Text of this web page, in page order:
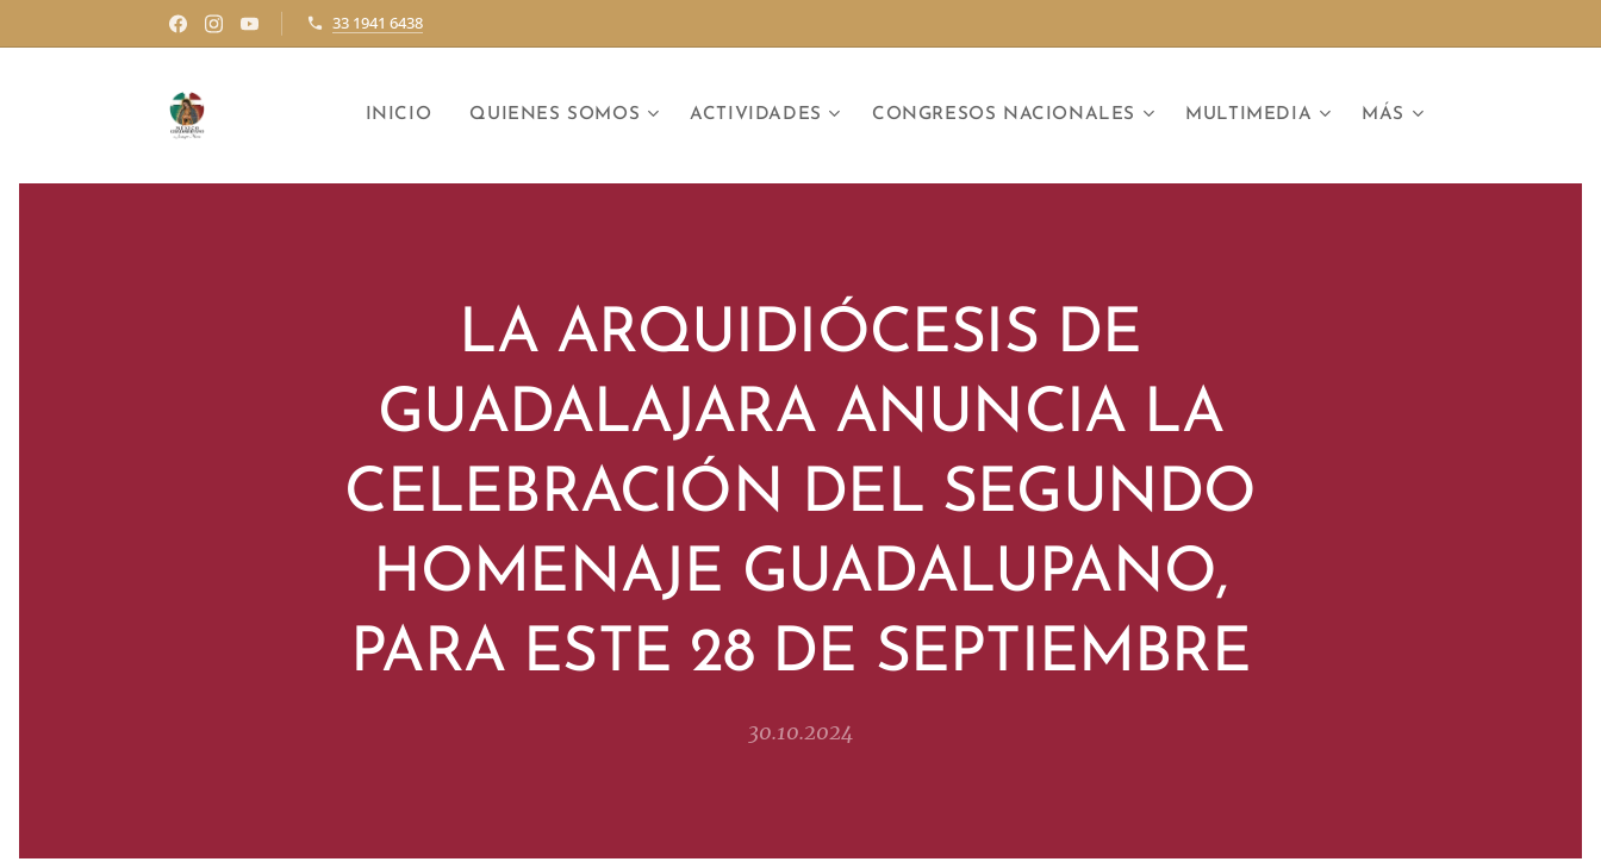
33 1941 6438
INICIO QUIENES SOMOS ACTIVIDADES CONGRESOS NACIONALES MULTIMEDIA MÁS
LA ARQUIDIÓCESIS DE
GUADALAJARA ANUNCIA LA
CELEBRACIÓN DEL SEGUNDO
HOMENAJE GUADALUPANO,
PARA ESTE 28 DE SEPTIEMBRE
30.10.2024